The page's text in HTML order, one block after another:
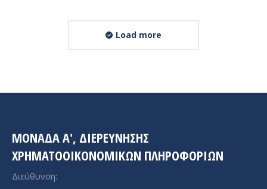
Load more
ΜΟΝΑΔΑ A', ΔΙΕΡΕΥΝΗΣΗΣ
ΧΡΗΜΑΤΟΟΙΚΟΝΟΜΙΚΩΝ ΠΛΗΡΟΦΟΡΙΩΝ
Διεύθυνση: